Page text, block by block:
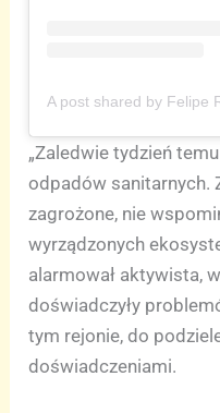
„Zaledwie tydzień
odpadów sanitarnych.
zagrożone, nie
wyrządzonych
alarmował aktywista,
doświadczyły
tym rejonie, do
doświadczeniami.